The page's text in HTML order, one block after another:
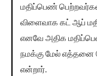
மதிப்பெண்
விளைவாக கட் ஆப்
எனவே அதிக
நமக்கு மேல் எத்தனை
என்றார்.